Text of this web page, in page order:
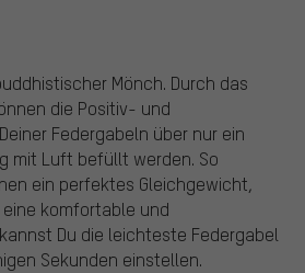
Mönch. Durch das
die Positiv- und
Federgabeln über nur ein
mit Luft befüllt werden. So
ein perfektes Gleichgewicht,
eine komfortable und
Du die leichteste Federgabel
Sekunden einstellen.